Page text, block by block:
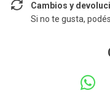
Cambios y
Si no te gusta,